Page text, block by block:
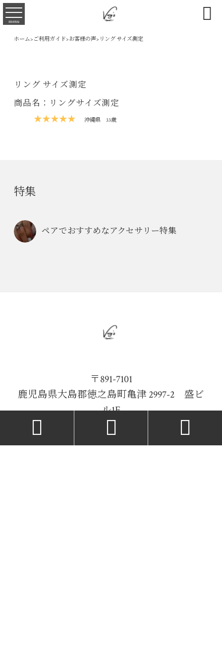
menu 
ホーム> ご利用ガイド>お客様の声> リング サイズ測定
リング サイズ測定
商品名：リングサイズ測定
★★★★★
沖縄県 33歳
特集
ペアでおすすめなアクセサリー特集
〒891-7101
鹿児島県大島郡徳之島町亀津 2997-2 盛ビ
ル1F
  